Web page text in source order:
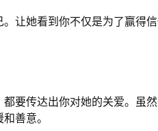
让她看到你不仅是为了赢得
要传达出你对她的关爱。虽
善意。